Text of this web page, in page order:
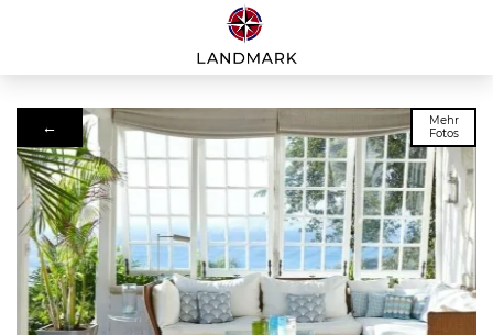
←
Mehr
Fotos